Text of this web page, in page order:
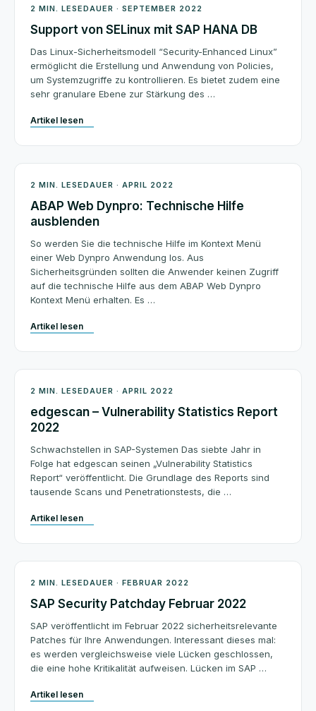
Architektur
2 MIN. LESEDAUER · SEPTEMBER 2022
Support von SELinux mit SAP HANA DB
Das Linux-Sicherheitsmodell “Security-Enhanced Linux”
ermöglicht die Erstellung und Anwendung von Policies,
um Systemzugriffe zu kontrollieren. Es bietet zudem eine
sehr granulare Ebene zur Stärkung des …
Artikel lesen
Beratung
2 MIN. LESEDAUER · APRIL 2022
ABAP Web Dynpro: Technische Hilfe
ausblenden
So werden Sie die technische Hilfe im Kontext Menü
einer Web Dynpro Anwendung los. Aus
Sicherheitsgründen sollten die Anwender keinen Zugriff
auf die technische Hilfe aus dem ABAP Web Dynpro
Kontext Menü erhalten. Es …
Artikel lesen
SAP News
2 MIN. LESEDAUER · APRIL 2022
edgescan – Vulnerability Statistics Report
2022
Schwachstellen in SAP-Systemen Das siebte Jahr in
Folge hat edgescan seinen „Vulnerability Statistics
Report“ veröffentlicht. Die Grundlage des Reports sind
tausende Scans und Penetrationstests, die …
Artikel lesen
Patchday
2 MIN. LESEDAUER · FEBRUAR 2022
SAP Security Patchday Februar 2022
SAP veröffentlicht im Februar 2022 sicherheitsrelevante
Patches für Ihre Anwendungen. Interessant dieses mal:
es werden vergleichsweise viele Lücken geschlossen,
die eine hohe Kritikalität aufweisen. Lücken im SAP …
Artikel lesen